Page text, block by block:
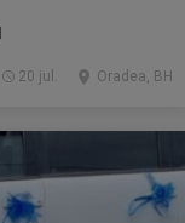
Oradea, BH
20 jul.